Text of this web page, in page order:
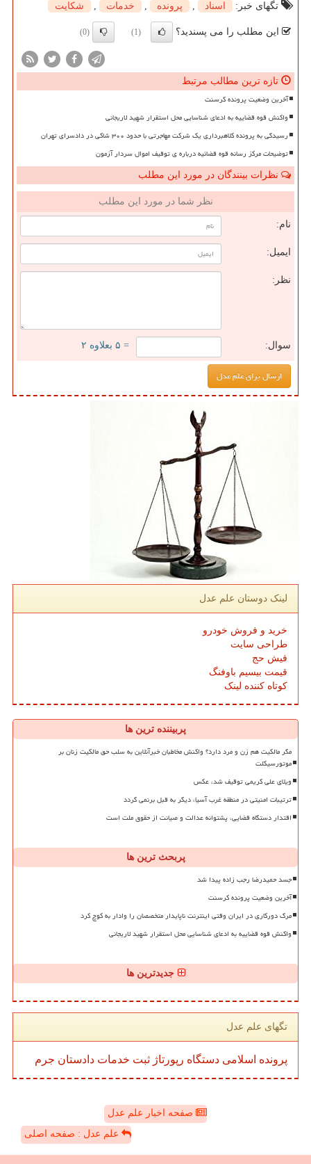
تگهای خبر:
اسناد , پرونده , خدمات , شكایت
این مطلب را می پسندید؟ (1)
(0)
تازه ترین مطالب مرتبط
آخرین وضعیت پرونده کرسنت
واکنش قوه قضاییه به ادعای شناسایی محل استقرار شهید لاریجانی
رسیدگی به پرونده کلاهبرداری یک شرکت مهاجرتی با حدود ۳۰۰ شاکی در دادسرای تهران
توضیحات مرکز رسانه قوه قضائیه درباره ی توقیف اموال سردار آزمون
نظرات بینندگان در مورد این مطلب
نظر شما در مورد این مطلب
نام:
ایمیل:
نظر:
سوال: = ۵ بعلاوه ۲
لینک دوستان علم عدل
خرید و فروش خودرو
طراحی سایت
فیش حج
قیمت بیسیم باوفنگ
کوتاه کننده لینک
پربیننده ترین ها
مگر مالکیت هم زن و مرد دارد؟ واکنش مخاطبان خبرآنلاین به سلب حق مالکیت زنان بر
موتورسیکلت
ویلای علی کریمی توقیف شد، عکس
ترتیبات امنیتی در منطقه غرب آسیا، دیگر به قبل برنمی گردد
اقتدار دستگاه قضایی، پشتوانه عدالت و صیانت از حقوق ملت است
پربحث ترین ها
جسد حمیدرضا رجب زاده پیدا شد
آخرین وضعیت پرونده کرسنت
مرگ دورکاری در ایران وقتی اینترنت ناپایدار متخصصان را وادار به کوچ کرد
واکنش قوه قضاییه به ادعای شناسایی محل استقرار شهید لاریجانی
جدیدترین ها
تگهای علم عدل
پرونده اسلامی دستگاه رپورتاژ ثبت خدمات دادستان جرم
صفحه اخبار علم عدل
علم عدل : صفحه اصلی